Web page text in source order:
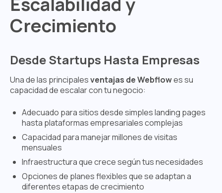
Crecimiento
Desde Startups Hasta Empresas
Una de las principalesventajas de Webflowes su
capacidad de escalar con tu negocio:
Adecuado para sitios desde simples landing pages
hasta plataformas empresariales complejas
Capacidad para manejar millones de visitas
mensuales
Infraestructura que crece según tus necesidades
Opciones de planes flexibles que se adaptan a
diferentes etapas de crecimiento